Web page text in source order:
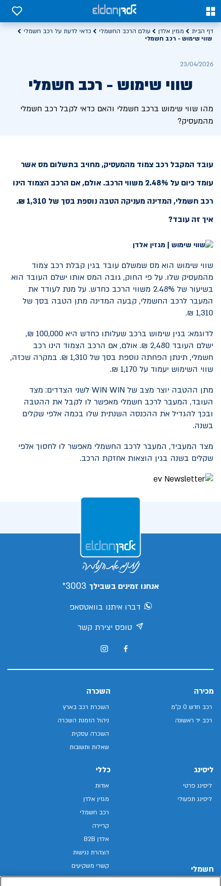
0
0
דף הבית מגזין אלדן עולם הרכב החשמלי
כדאי לדעת על רכב חשמלי
שווי שימוש - רכב חשמלי
23/04/2026
שווי שימוש - רכב חשמלי
מהו שווי שימוש ברכב חשמלי והאם כדאי לקבל רכב חשמלי
מהמעסיק?
עובד המקבל רכב צמוד מהמעסיק, מחויב בתשלום מס אשר
עומד כיום על 2.48% משווי הרכב. אולם, אם הרכב הצמוד הינו
רכב חשמלי, המדינה מעניקה הטבה נוספת בסך של 1,310 ₪.
איך זה עובד?
שווי שימוש הוא מס שמשלם עובד בגין קבלת רכב צמוד
מהמעסיק שלו. על פי החוק, גובה המס אותו ישלם העובד הוא
בשיעור של 2.48% משווי הרכב כחדש. על מנת לעודד את
המעבר לרכב החשמלי, קבעה המדינה מתן הטבה בסך של
1,310 ₪.
לדוגמא: בגין שימוש ברכב שעלותו כחדש היא 100,000 ₪,
ישלם העובד 2,480 ₪. אולם, אם הרכב הצמוד הינו רכב
חשמלי, תינתן הפחתה נוספת בסך של 1,310 ₪. במקרה שכזה,
שווי השימוש יעמוד על 1,170 ₪.
מתן ההטבה יוצר מצב של WIN WIN לשני הצדדים: מצד
העובד, המעבר לרכב חשמלי מאפשר לו לקבל את ההטבה
ובכך להגדיל את ההכנסה השנתית שלו בכמה אלפי שקלים
בשנה.
מצד המעביד, המעבר לרכב החשמלי מאפשר לו לחסוך אלפי
שקלים בשנה בגין הוצאות אחזקת הרכב.
אנחנו זמינים בשבילך 3003*
דברו איתנו בוואטסאפ
טופס יצירת קשר
מכירה
רכב חדש 0 ק"מ
רכב יד ראשונה
השכרה
השכרת רכב בארץ
ניהול הזמנת השכרה
השכרה עסקית
שאלות ותשובות
ליסינג
ליסינג פרטי
ליסינג תפעולי
חשמלי
כללי
אודות
מגזין אלדן
רכב חשמלי
קריירה
אלדן B2B
הצהרת נגישות
קשרי משקיעים
מפת האתר